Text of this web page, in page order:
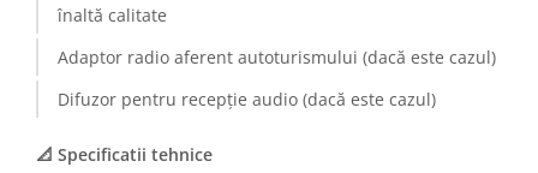
înaltă calitate
Adaptor radio aferent autoturismului (dacă este cazul)
Difuzor pentru recepție audio (dacă este cazul)
📐 Specificatii tehnice